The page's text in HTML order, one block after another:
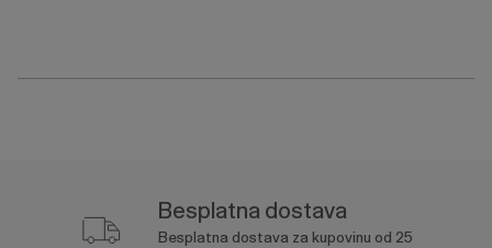
Besplatna dostava
Besplatna dostava za kupovinu od 25